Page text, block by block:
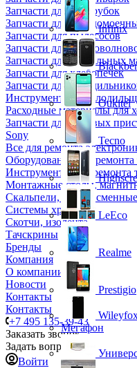
Запчасти для мясорубок
Запчасти для
Запчасти для пылесосов
Запчасти для
Запчасти для стиральных
Запчасти для хлебопечек
Запчасти для
Инструмент для
Расходные материалы для
Запчасти для игровых
Sony
Все для ремонта
Оборудование для ремонта
Инструменты для ремонта
Монтажные столы,
Скальпели, лезвия сменные
Системы хранения
Скотчи, изолента
Тачскрины
Бренды
Компания
О компании
Новости
Контакты
Контакты
+7 495 135-39-43
Заказать звонок
Задать вопрос
Войти
Infinix
Oukitel
Tecno
LeEco
Realme
Prestigio
Мегафон